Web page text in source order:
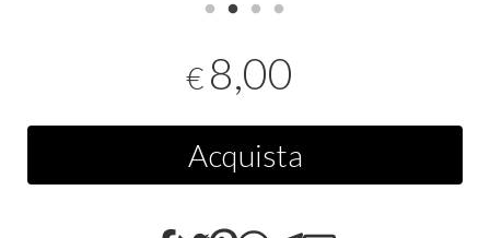
€ 8,00
Acquista